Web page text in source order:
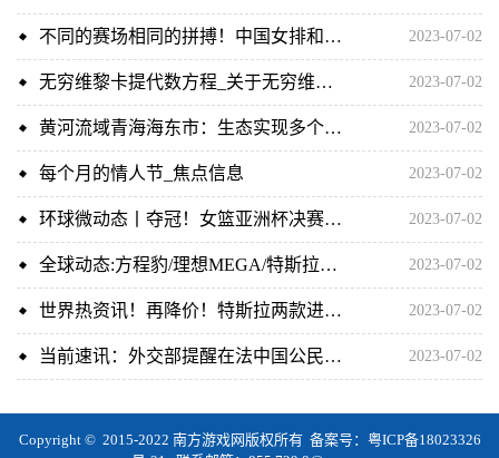
不同的赛场相同的拼搏！中国女排和女篮今天都赢了-世界简讯 2023-07-02
无穷维黎卡提代数方程_关于无穷维黎卡提代数方程介绍 2023-07-02
黄河流域青海海东市：生态实现多个“前所未有” 2023-07-02
每个月的情人节_焦点信息 2023-07-02
环球微动态丨夺冠！女篮亚洲杯决赛中国队战胜日本队 2023-07-02
全球动态:方程豹/理想MEGA/特斯拉Model 3领衔 下半年新能源车聚焦 2023-07-02
世界热资讯！再降价！特斯拉两款进口车最高优惠4.5万元 2023-07-02
当前速讯：外交部提醒在法中国公民加强安全防范 2023-07-02
Copyright © 2015-2022 南方游戏网版权所有 备案号： 粤ICP备18023326